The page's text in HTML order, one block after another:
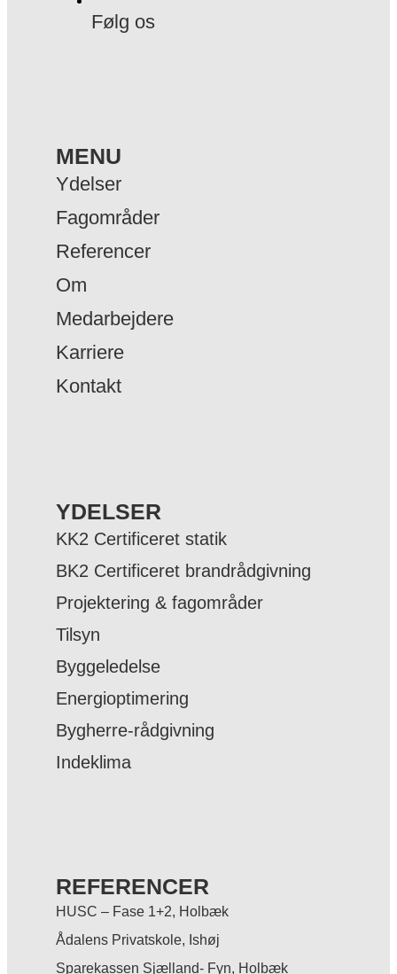
Følg os
MENU
Ydelser
Fagområder
Referencer
Om
Medarbejdere
Karriere
Kontakt
YDELSER
KK2 Certificeret statik
BK2 Certificeret brandrådgivning
Projektering & fagområder
Tilsyn
Byggeledelse
Energioptimering
Bygherre-rådgivning
Indeklima
REFERENCER
HUSC – Fase 1+2, Holbæk
Ådalens Privatskole, Ishøj
Sparekassen Sjælland- Fyn, Holbæk